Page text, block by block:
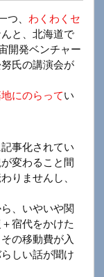
つ、 わくわくセ
と、北海道で
開発ベンチャー
氏の講演会が
にのらってい
事化されてい
変わること間
りませんし、
、いやいや関
宿代をかけた
の移動費が入
しい話が聞け